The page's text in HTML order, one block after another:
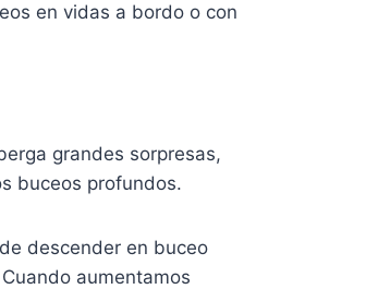
en vidas a bordo o con
grandes sorpresas,
buceos profundos.
descender en buceo
aumentamos